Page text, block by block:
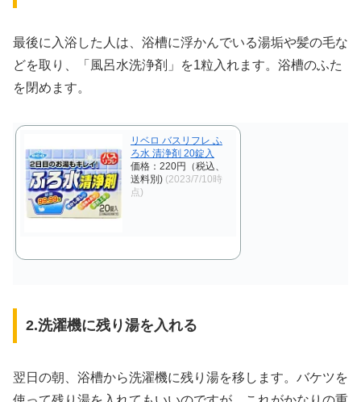
最後に入浴した人は、浴槽に浮かんでいる湯垢や髪の毛な
どを取り、「風呂水洗浄剤」を1粒入れます。浴槽のふた
を閉めます。
リベロ バスリフレ ふ
ろ水 清浄剤 20錠入
価格：220円（税込、
送料別) (2023/7/10時
点)
2.洗濯機に残り湯を入れる
翌日の朝、浴槽から洗濯機に残り湯を移します。バケツを